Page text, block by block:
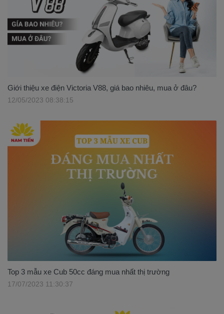
Giới thiệu xe điện Victoria V88, giá bao nhiêu, mua ở đâu?
12/05/2023 08:38:15
Top 3 mẫu xe Cub 50cc đáng mua nhất thị trường
17/07/2023 11:30:37